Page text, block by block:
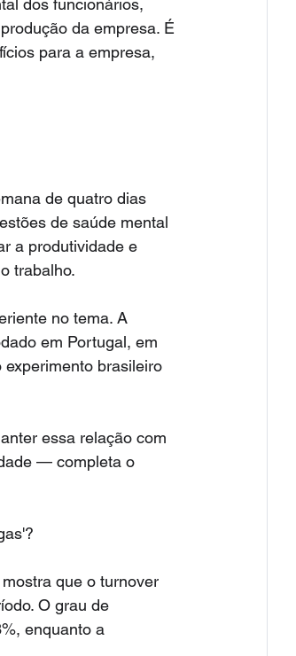
dos funcionários,
da empresa. É
para a empresa,
de quatro dias
de saúde mental
a produtividade e
trabalho.
no tema. A
em Portugal, em
brasileiro
essa relação com
— completa o
que o turnover
O grau de
enquanto a